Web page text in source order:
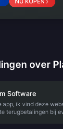
over
Software
app, ik vind deze
terugbetalingen bij